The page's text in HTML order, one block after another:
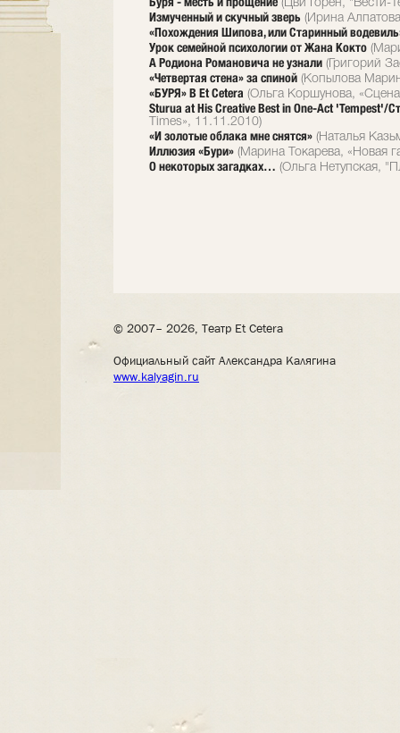
(Цви Горен, "Вести-
Измученный и скучный зверь (Ирина
«Похождения Шипова, или Старинный
Урок семейной психологии от Жана Кокто
А Родиона Романовича не узнали (Григорий
«Четвертая стена» за спиной (Копылова
«БУРЯ» В Еt Cetera (Ольга Коршунова,
Sturua at His Creative Best in One-Act 'Tempest'/
Times», 11.11.2010)
«И золотые облака мне снятся» (Наталья
Иллюзия «Бури» (Марина Токарева, «Новая
О некоторых загадках… (Ольга Нетупская,
© 2007– 2026, Театр Et Cetera
Официальный сайт Александра Калягина
www.kalyagin.ru